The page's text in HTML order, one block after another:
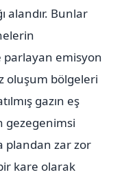
alandır. Bunlar
emisyon
oluşum bölgeleri
gazın eş
gezegenimsi
plandan zar zor
kare olarak